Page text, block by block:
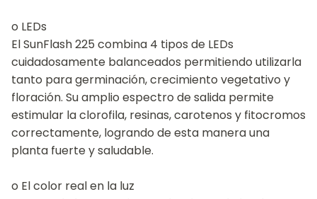
o LEDs
El SunFlash 225 combina 4 tipos de LEDs
cuidadosamente balanceados permitiendo utilizarla
tanto para germinación, crecimiento vegetativo y
floración. Su amplio espectro de salida permite
estimular la clorofila, resinas, carotenos y fitocromos
correctamente, logrando de esta manera una
planta fuerte y saludable.
o El color real en la luz